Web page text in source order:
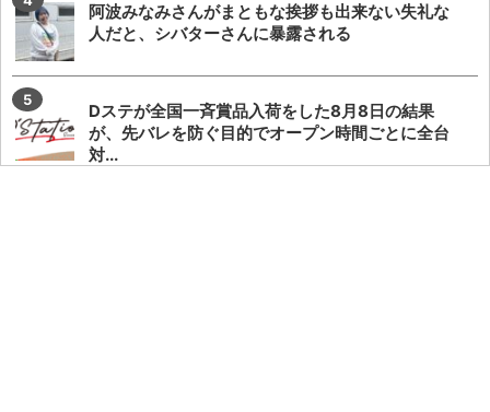
阿波みなみさんがまともな挨拶も出来ない失礼な
人だと、シバターさんに暴露される
Dステが全国一斉賞品入荷をした8月8日の結果
が、先バレを防ぐ目的でオープン時間ごとに全台
対...